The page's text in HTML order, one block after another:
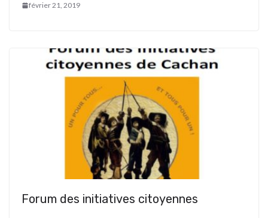
février 21, 2019
Forum des initiatives citoyennes